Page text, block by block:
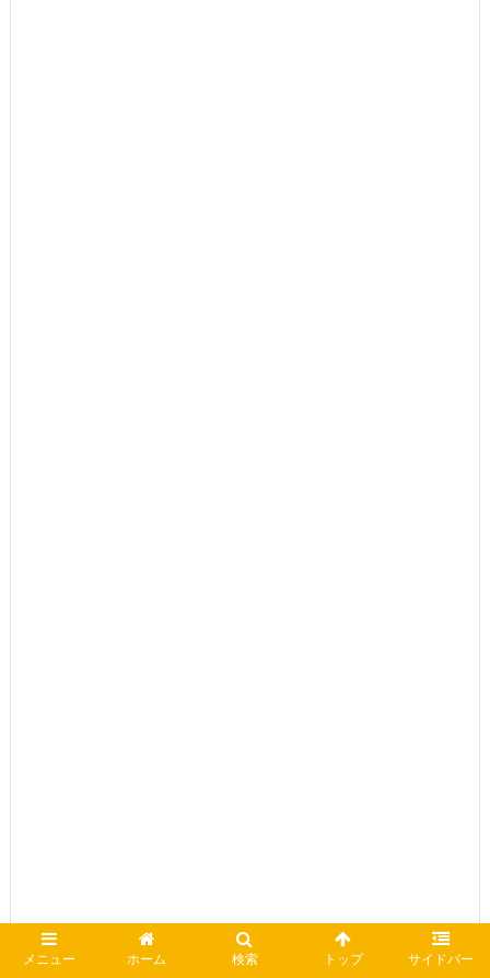
メニュー ホーム 検索 トップ サイドバー